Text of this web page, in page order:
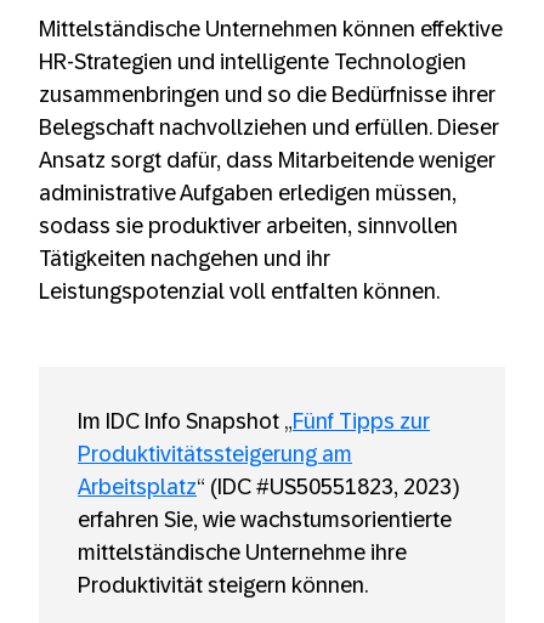
Mittelständische Unternehmen können effektive
HR-Strategien und intelligente Technologien
zusammenbringen und so die Bedürfnisse ihrer
Belegschaft nachvollziehen und erfüllen. Dieser
Ansatz sorgt dafür, dass Mitarbeitende weniger
administrative Aufgaben erledigen müssen,
sodass sie produktiver arbeiten, sinnvollen
Tätigkeiten nachgehen und ihr
Leistungspotenzial voll entfalten können.
Im IDC Info Snapshot „Fünf Tipps zur
Produktivitätssteigerung am
Arbeitsplatz“ (IDC #US50551823, 2023)
erfahren Sie, wie wachstumsorientierte
mittelständische Unternehme ihre
Produktivität steigern können.